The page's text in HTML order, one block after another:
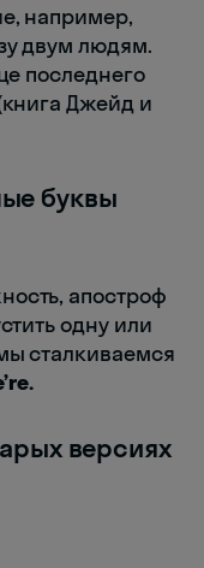
например,
двум людям.
последнего
Джейд и
буквы
апостроф
одну или
сталкиваемся
версиях